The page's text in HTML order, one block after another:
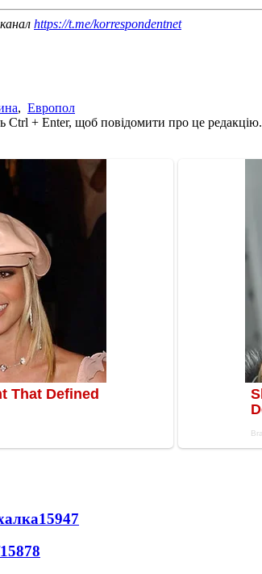
https://t.me/korrespondentnet
, Европол
Ctrl + Enter, щоб повідомити про це редакцію.
15947
15878